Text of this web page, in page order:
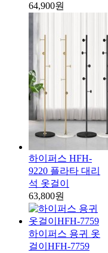
64,900원
하이퍼스 HFH-
9220 플라타 대리
석 옷걸이
63,800원
하이퍼스 용귀 옷
걸이HFH-7759